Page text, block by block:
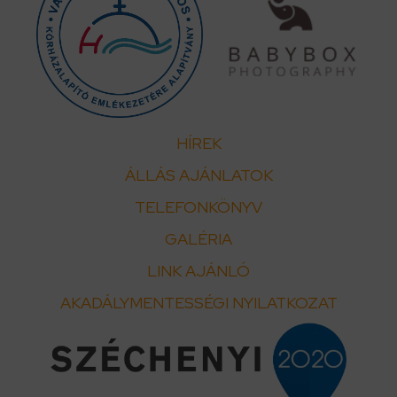
HÍREK
ÁLLÁS AJÁNLATOK
TELEFONKÖNYV
GALÉRIA
LINK AJÁNLÓ
AKADÁLYMENTESSÉGI NYILATKOZAT